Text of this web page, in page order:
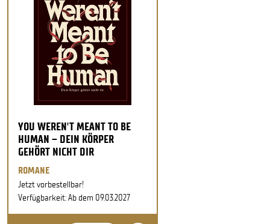
YOU WEREN'T MEANT TO BE
HUMAN – DEIN KÖRPER
GEHÖRT NICHT DIR
ROMANE
Jetzt vorbestellbar!
Verfügbarkeit: Ab dem 09.03.2027